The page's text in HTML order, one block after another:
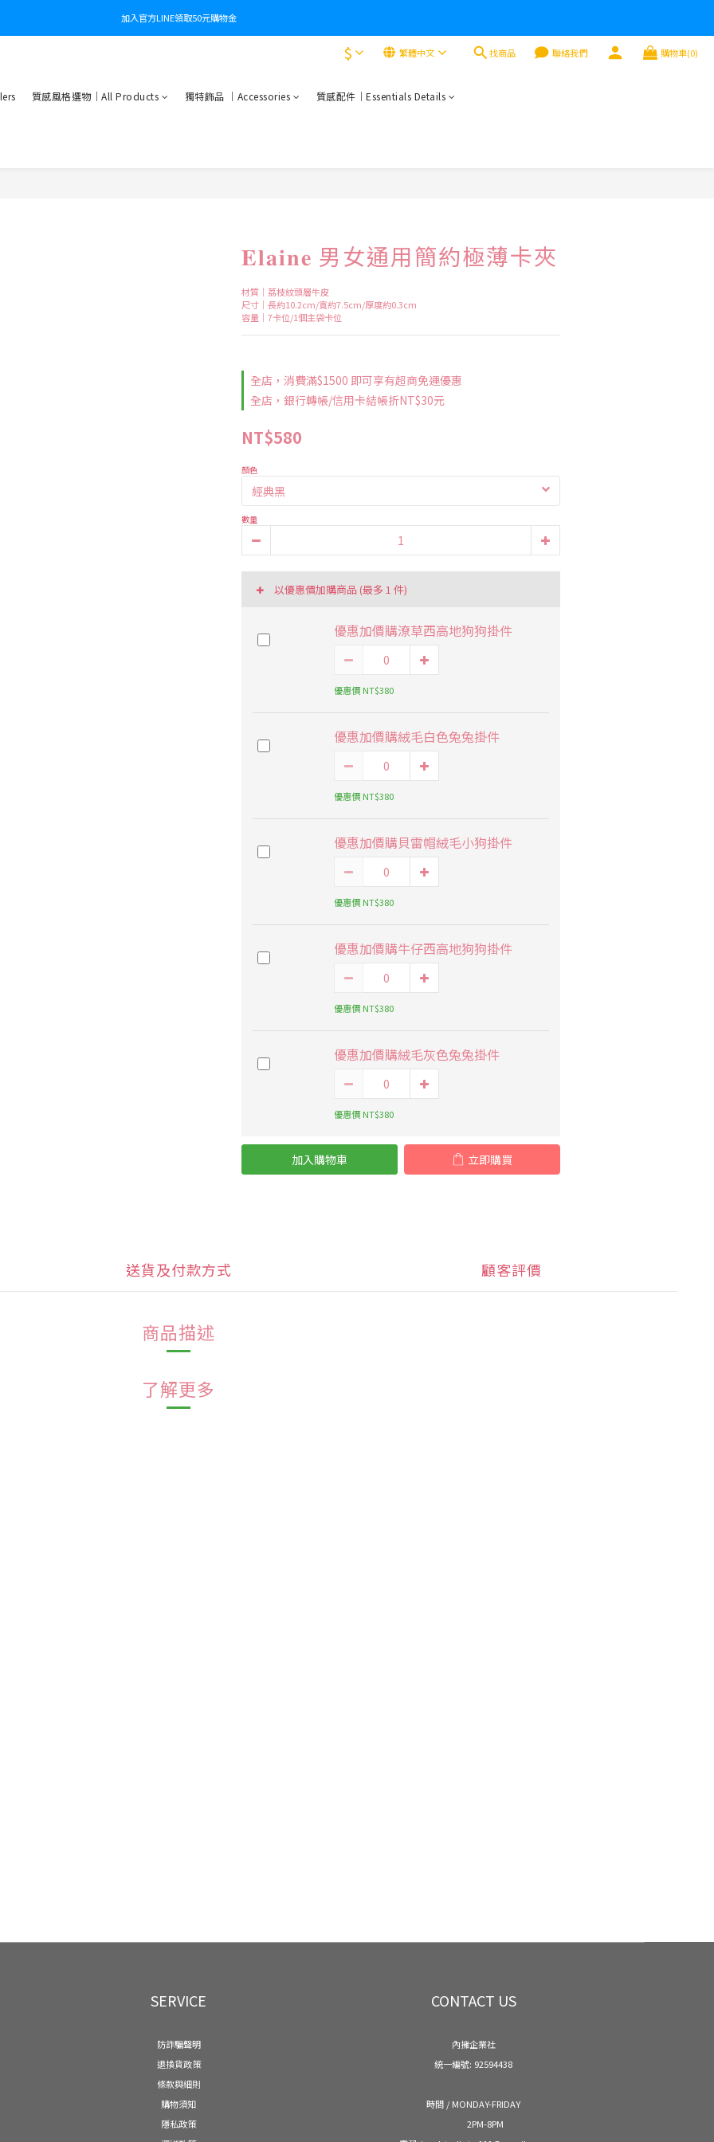
加入官方LINE領取50元購物金
$ 繁體中文 找商品 聯絡我們 購物車(0)
質感風格選物｜All Products 獨特飾品 ｜Accessories 質感配件｜Essentials Details
𝐄𝐥𝐚𝐢𝐧𝐞 男女通用簡約極薄卡夾
材質｜荔枝紋頭層牛皮
尺寸｜長約10.2cm/寬約7.5cm/厚度約0.3cm
容量｜7卡位/1個主袋卡位
全店，消費滿$1500 即可享有超商免運優惠
全店，銀行轉帳/信用卡結帳折NT$30元
NT$580
顏色
數量
以優惠價加購商品 (最多 1 件)
優惠加價購潦草西高地狗狗掛件
優惠價 NT$380
優惠加價購絨毛白色兔兔掛件
優惠價 NT$380
優惠加價購貝雷帽絨毛小狗掛件
優惠價 NT$380
優惠加價購牛仔西高地狗狗掛件
優惠價 NT$380
優惠加價購絨毛灰色兔兔掛件
優惠價 NT$380
加入購物車 立即購買
送貨及付款方式 顧客評價
商品描述
了解更多
SERVICE
防詐騙聲明
退換貨政策
條款與細則
購物須知
隱私政策
CONTACT US
內擁企業社
統一編號: 92594438
時間 / MONDAY-FRIDAY
2PM-8PM